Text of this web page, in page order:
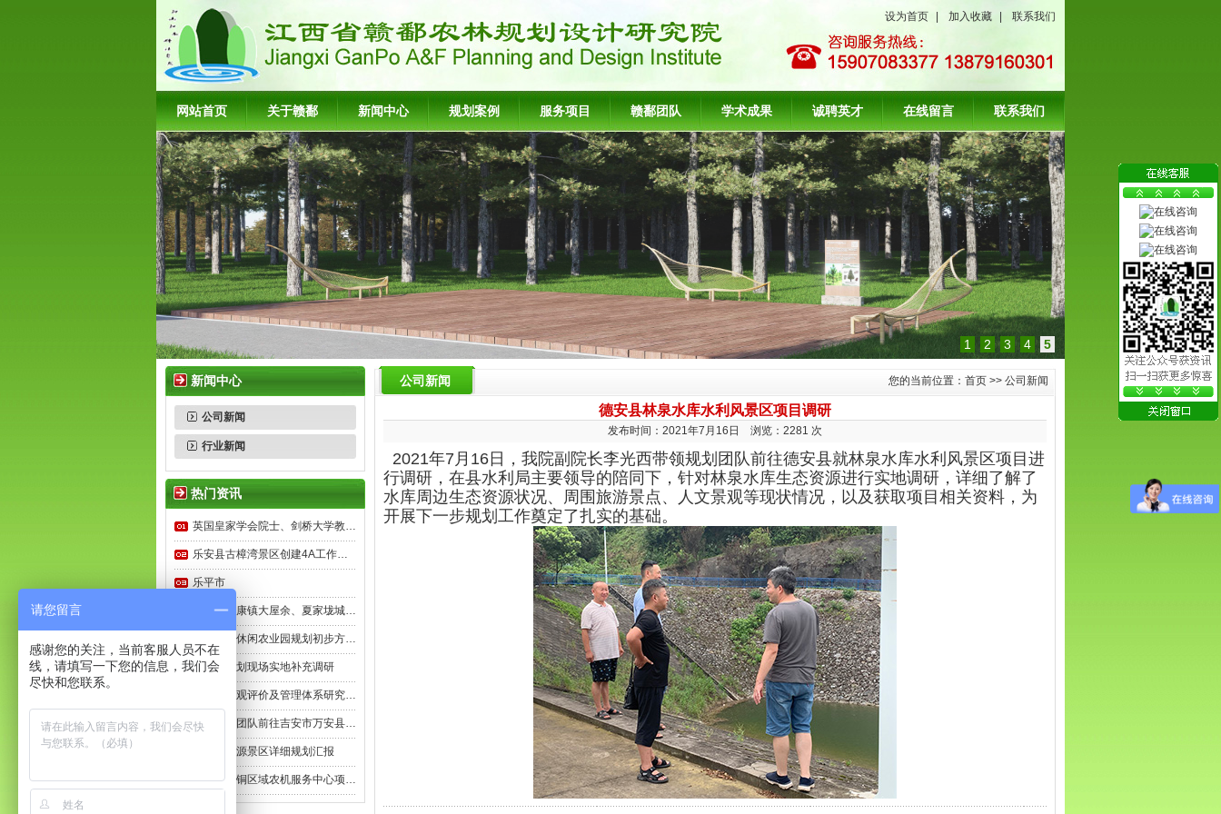
设为首页 加入收藏 联系我们
网站首页 关于赣鄱 新闻中心 规划案例 服务项目 赣鄱团队 学术成果 诚聘英才 在线留言 联系我们
1 2 3 4 5
新闻中心
公司新闻
行业新闻
热门资讯
英国皇家学会院士、剑桥大学教…
乐安县古樟湾景区创建4A工作…
乐平市
庐山市南康镇大屋余、夏家垅城…
贵溪泰福休闲农业园规划初步方…
花千谷规划现场实地补充调研
森林声景观评价及管理体系研究…
我院规划团队前往吉安市万安县…
庐山桃花源景区详细规划汇报
井冈山江铜区域农机服务中心项…
公司新闻 您的当前位置： 首页 >> 公司新闻
德安县林泉水库水利风景区项目调研
发布时间：2021年7月16日 浏览：2281 次
2021年7月16日，我院副院长李光西带领规划团队前往德安县就林泉水库水利风景区项目进
行调研，在县水利局主要领导的陪同下，针对林泉水库生态资源进行实地调研，详细了解了
水库周边生态资源状况、周围旅游景点、人文景观等现状情况，以及获取项目相关资料，为
开展下一步规划工作奠定了扎实的基础。
请您留言
感谢您的关注，当前客服人员不在
线，请填写一下您的信息，我们会
尽快和您联系。